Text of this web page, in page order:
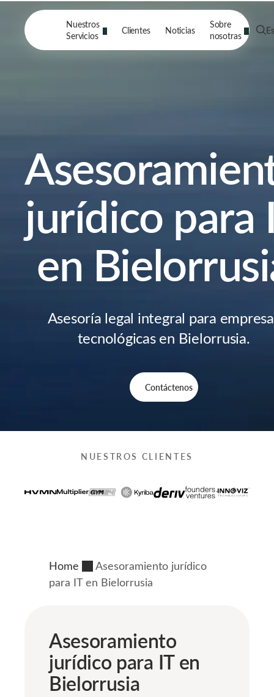
Nuestros
Servicios
Clientes Noticias
Sobre
nosotras
Es
jurídico para
en
Asesoría legal integral para
tecnológicas en Bielorrusia.
Contáctenos
NUESTROS CLIENTES
Home
Asesoramiento jurídico
para IT en Bielorrusia
Asesoramiento
jurídico para IT en
Bielorrusia